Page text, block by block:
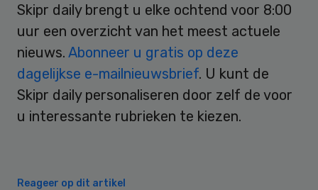
Skipr daily brengt u elke ochtend voor 8:00
uur een overzicht van het meest actuele
nieuws. Abonneer u gratis op deze
dagelijkse e-mailnieuwsbrief. U kunt de
Skipr daily personaliseren door zelf de voor
u interessante rubrieken te kiezen.
Reageer op dit artikel